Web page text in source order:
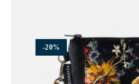
-20%